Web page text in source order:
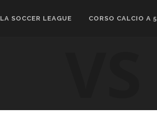
LA SOCCER LEAGUE CORSO CALCIO A 5